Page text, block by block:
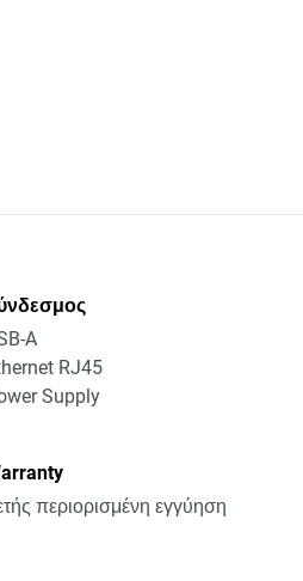
A
RJ45
Supply
περιορισμένη εγγύηση